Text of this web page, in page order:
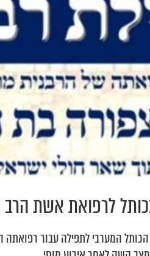
לרפואת אשת
המערבי לתפילה עבור